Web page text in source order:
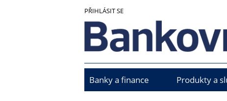
PŘIHLÁSIT SE
Banky a finance Produkty a